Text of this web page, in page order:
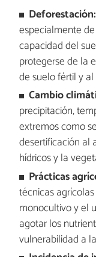
Deforestación:
especialmente
capacidad del
protegerse de la
de suelo fértil y
Cambio
precipitación,
extremos como
desertificación al
hídricos y la
Prácticas
técnicas
monocultivo y el
agotar los
vulnerabilidad a